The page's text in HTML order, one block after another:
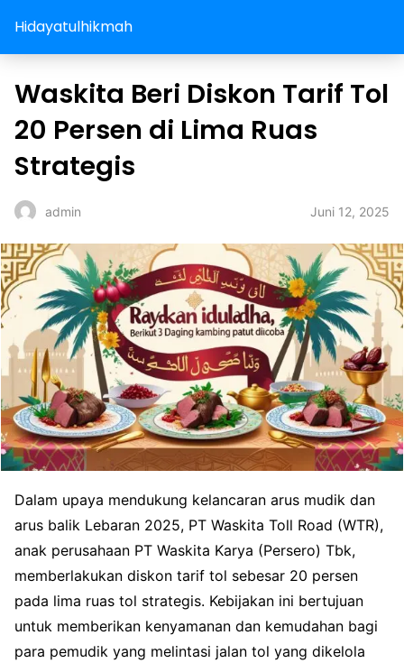
Hidayatulhikmah
Waskita Beri Diskon Tarif Tol
20 Persen di Lima Ruas
Strategis
admin Juni 12, 2025
Dalam upaya mendukung kelancaran arus mudik dan
arus balik Lebaran 2025, PT Waskita Toll Road (WTR),
anak perusahaan PT Waskita Karya (Persero) Tbk,
memberlakukan diskon tarif tol sebesar 20 persen
pada lima ruas tol strategis. Kebijakan ini bertujuan
untuk memberikan kenyamanan dan kemudahan bagi
para pemudik yang melintasi jalan tol yang dikelola